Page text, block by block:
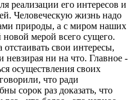
реализации его интересов и
Человеческую жизнь надо
природы, а с миром наших
новой мерой всего сущего.
свои интересы,
невзирая ни на что. Главное -
осуществления своих
что ради
сорок раз доказать, что